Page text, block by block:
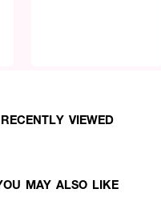
RECENTLY VIEWED
MAY ALSO LIKE